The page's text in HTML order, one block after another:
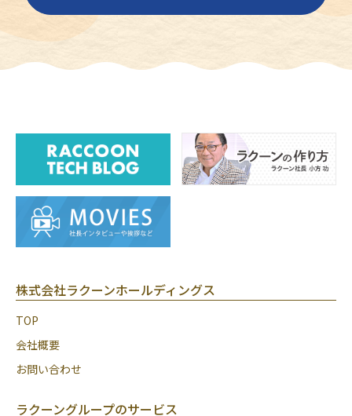
株式会社ラクーンホールディングス
TOP
会社概要
お問い合わせ
ラクーングループのサービス